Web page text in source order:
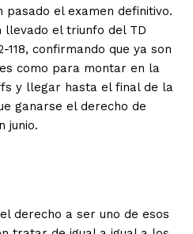
pasado el examen definitivo.
llevado el triunfo del TD
118, confirmando que ya son
como para montar en la
y llegar hasta el final de la
ganarse el derecho de
junio.
derecho a ser uno de esos